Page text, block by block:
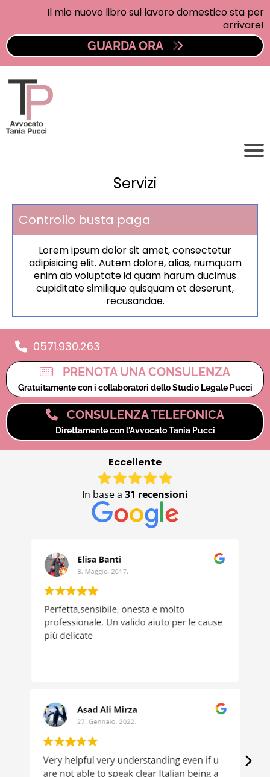
Il mio nuovo libro sul lavoro domestico sta per
arrivare!
GUARDA ORA
Servizi
Controllo busta paga
Lorem ipsum dolor sit amet, consectetur
adipisicing elit. Autem dolore, alias, numquam
enim ab voluptate id quam harum ducimus
cupiditate similique quisquam et deserunt,
recusandae.
0571.930.263
PRENOTA UNA CONSULENZA
Gratuitamente con i collaboratori dello Studio Legale Pucci
CONSULENZA TELEFONICA
Direttamente con l'Avvocato Tania Pucci
Eccellente
In base a 31 recensioni